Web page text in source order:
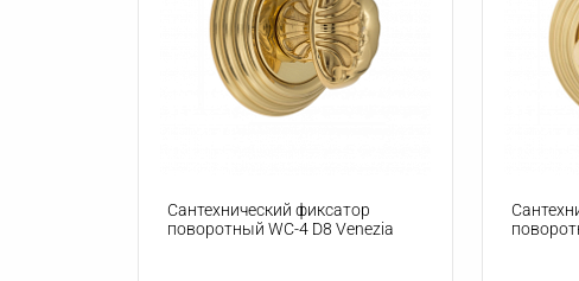
Сантехнический фиксатор
поворотный WC-4 D8 Venezia